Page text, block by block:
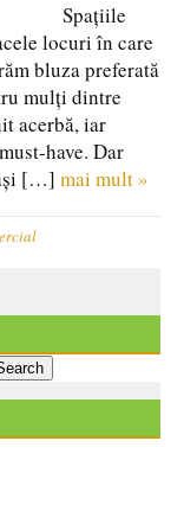
Spațiile
locuri în care
bluza preferată
mulți dintre
acerbă, iar
have. Dar
[…] mai mult »